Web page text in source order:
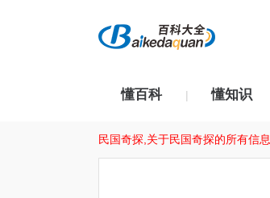
懂百科 | 懂知识
民国奇探,关于民国奇探的所有信息